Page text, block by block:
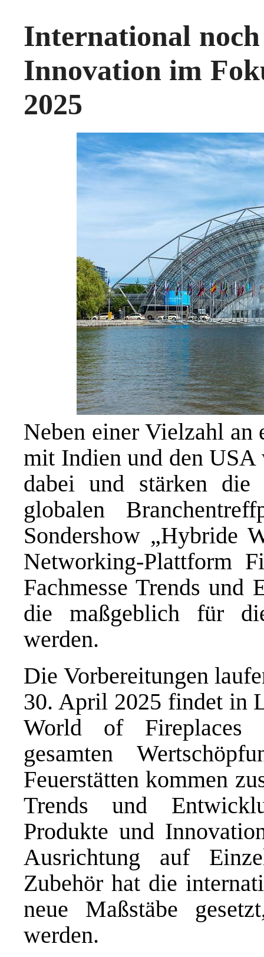
International
Innovation im
2025
Neben einer Vielzahl an
mit Indien und den USA
dabei und stärken
globalen
Sondershow „Hybride
Networking-Plattform
Fachmesse Trends
die maßgeblich für
werden.
Die Vorbereitungen
30. April 2025 findet in
World of Fireplaces
gesamten
Feuerstätten kommen
Trends und
Produkte und
Ausrichtung auf
Zubehör hat die
neue Maßstäbe
werden.